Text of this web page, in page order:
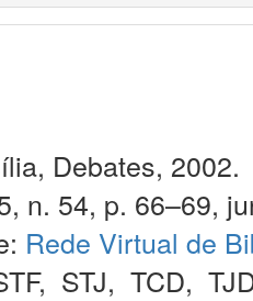
Debates, 2002.
n. 54, p. 66–69,
Rede Virtual de
, STJ, TCD,